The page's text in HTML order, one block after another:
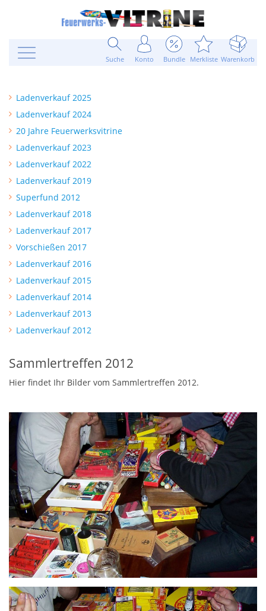
Suche Konto Bundle Merkliste Warenkorb
Ladenverkauf 2025
Ladenverkauf 2024
20 Jahre Feuerwerksvitrine
Ladenverkauf 2023
Ladenverkauf 2022
Ladenverkauf 2019
Superfund 2012
Ladenverkauf 2018
Ladenverkauf 2017
Vorschießen 2017
Ladenverkauf 2016
Ladenverkauf 2015
Ladenverkauf 2014
Ladenverkauf 2013
Ladenverkauf 2012
Sammlertreffen 2012
Hier findet Ihr Bilder vom Sammlertreffen 2012.